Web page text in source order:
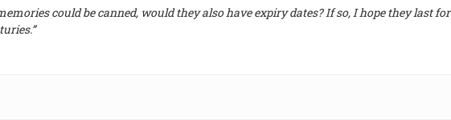
could be canned, would they also have expiry dates? If so, I hope they last for